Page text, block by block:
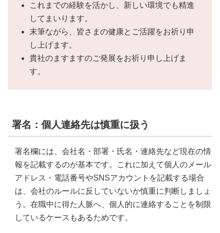
これまでの経験を活かし、新しい環境でも精進
してまいります。
末筆ながら、皆さまの健康とご活躍をお祈り申
し上げます。
貴社のますますのご発展をお祈り申し上げま
す。
署名：個人連絡先は慎重に扱う
署名欄には、会社名・部署・氏名・連絡先など現在の情
報を記載するのが基本です。これに加えて個人のメール
アドレス・電話番号やSNSアカウントを記載する場合
は、会社のルールに反していないか慎重に判断しましょ
う。在職中に得た人脈へ、個人的に連絡することを制限
しているケースもあるためです。